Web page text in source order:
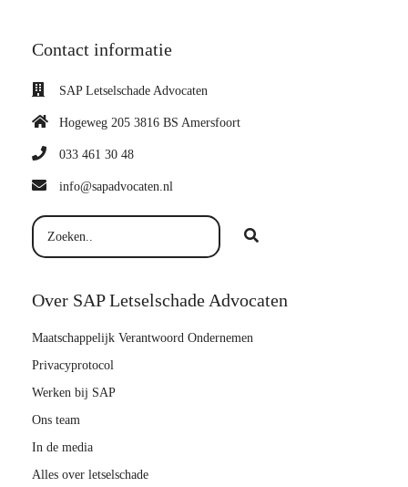
Contact informatie
SAP Letselschade Advocaten
Hogeweg 205 3816 BS Amersfoort
033 461 30 48
info@sapadvocaten.nl
Over SAP Letselschade Advocaten
Maatschappelijk Verantwoord Ondernemen
Privacyprotocol
Werken bij SAP
Ons team
In de media
Alles over letselschade